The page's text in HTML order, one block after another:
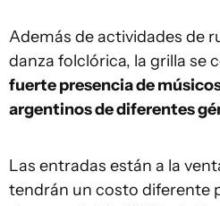
Además de actividades de
danza folclórica, la grilla se
fuerte presencia de
argentinos de diferentes
Las entradas están a la
tendrán un costo diferente